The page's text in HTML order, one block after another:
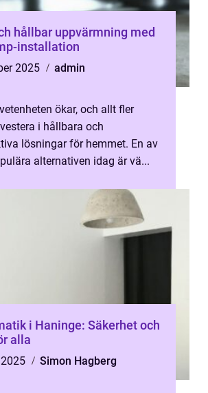
hållbar uppvärmning med
installation
2025
admin
ökar, och allt fler
i hållbara och
lösningar för hemmet. En av
alternativen idag är vä...
i Haninge: Säkerhet och
alla
Simon Hagberg